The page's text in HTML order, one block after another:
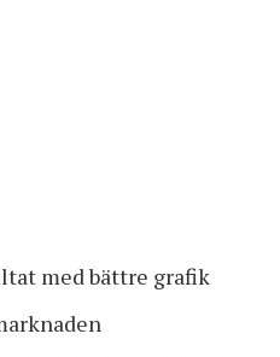
med bättre grafik